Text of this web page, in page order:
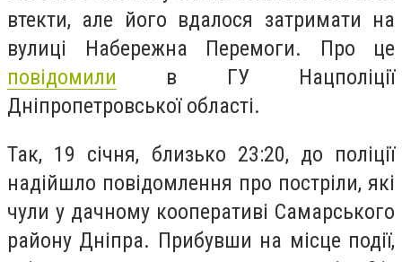
втекти, але його вдалося затримати на
вулиці Набережна Перемоги. Про це
повідомили в ГУ Нацполіції
Дніпропетровської області.
Так, 19 січня, близько 23:20, до поліції
надійшло повідомлення про постріли, які
чули у дачному кооперативі Самарського
району Дніпра. Прибувши на місце події,